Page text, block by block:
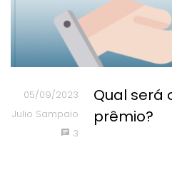
05/09/2023
Julio Sampaio
3
Qual será
prêmio?